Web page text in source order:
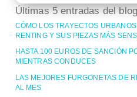
Últimas 5 entradas del
CÓMO LOS TRAYECTOS
RENTING Y SUS PIEZAS MÁS
HASTA 100 EUROS DE SANCIÓN
MIENTRAS CONDUCES
LAS MEJORES FURGONETAS DE
AL MES